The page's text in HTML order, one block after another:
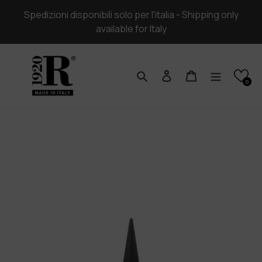
direttamente
contenuti
Spedizioni disponibili solo per l'italia - Shipping only
available for Italy
Cerca Accedi Carrello
0